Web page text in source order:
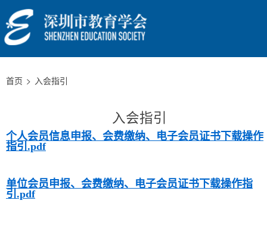
首页 入会指引
入会指引
个人会员信息申报、会费缴纳、电子会员证书下载操作
指引.pdf
单位会员申报、会费缴纳、电子会员证书下载操作指
引.pdf